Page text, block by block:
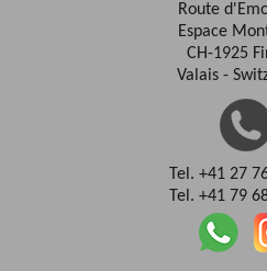
Route
Espace
CH-1925
Valais -
Tel. +41 27
Tel. +41 79